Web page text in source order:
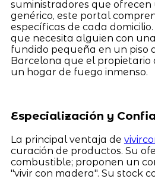
suministradores que
genérico, este portal
específicas de cada domicilio.
que necesita alguien con
fundido pequeña en un piso
Barcelona que el propietario
un hogar de fuego inmenso.
Especialización y
La principal ventaja de
curación de productos. Su
combustible; proponen un
"vivir con madera". Su stock